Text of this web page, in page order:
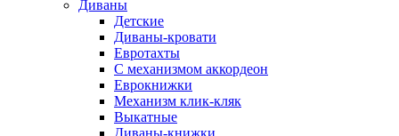
Диваны
Детские
Диваны-кровати
Евротахты
С механизмом аккордеон
Еврокнижки
Механизм клик-кляк
Выкатные
Диваны-книжки